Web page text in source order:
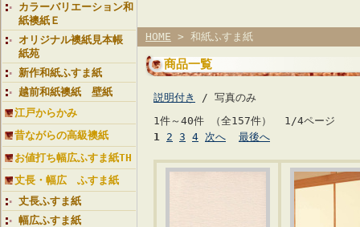
カラーバリエーション和
紙襖紙Ｅ
オリジナル襖紙見本帳
紙苑
新作和紙ふすま紙
越前和紙襖紙 壁紙
江戸からかみ
昔ながらの高級襖紙
お値打ち幅広ふすま紙TH
丈長・幅広 ふすま紙
丈長ふすま紙
幅広ふすま紙
HOME > 和紙ふすま紙
商品一覧
説明付き
/ 写真のみ
1件～40件 （全157件） 1/4ページ
1 2 3 4 次へ 最後へ